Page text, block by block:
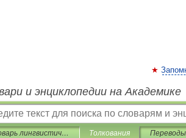
и энциклопедии на Академике
Словарь лингвистических терминов Т.В. Жеребило Толкования Переводы